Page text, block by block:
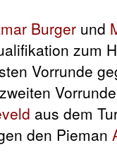
Burger und
zum
Vorrunde
aus dem
den Pieman